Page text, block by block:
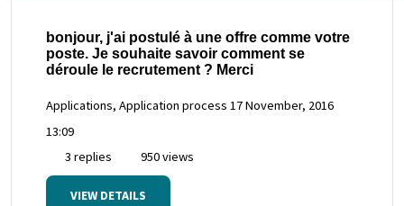
bonjour, j'ai postulé à une offre comme votre
poste. Je souhaite savoir comment se
déroule le recrutement ? Merci
Applications, Application process 17 November, 2016
13:09
3 replies
950 views
VIEW DETAILS